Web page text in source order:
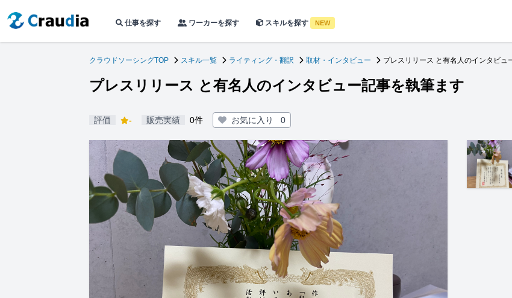
仕事を探す ワーカーを探す スキルを探す NEW
クラウドソーシングTOP スキル一覧 ライティング・翻訳 取材・インタビュー プレスリリース と有名人のインタビュ
プレスリリース と有名人のインタビュー記事を執筆ます
評価 - 販売実績 0件 お気に入り 0